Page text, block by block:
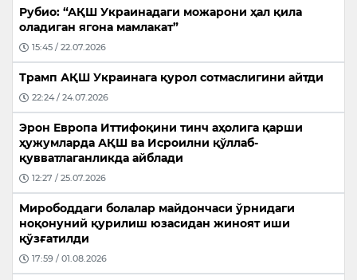
Рубио: “АҚШ Украинадаги можарони ҳал қила
оладиган ягона мамлакат”
15:45 / 22.07.2026
Трамп АҚШ Украинага қурол сотмаслигини айтди
22:24 / 24.07.2026
Эрон Европа Иттифоқини тинч аҳолига қарши
ҳужумларда АҚШ ва Исроилни қўллаб-
қувватлаганликда айблади
12:27 / 25.07.2026
Мирободдаги болалар майдончаси ўрнидаги
ноқонуний қурилиш юзасидан жиноят иши
қўзғатилди
17:59 / 01.08.2026